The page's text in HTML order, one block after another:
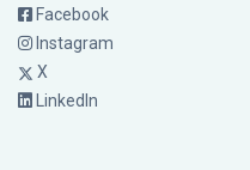
Facebook
Instagram
X
LinkedIn